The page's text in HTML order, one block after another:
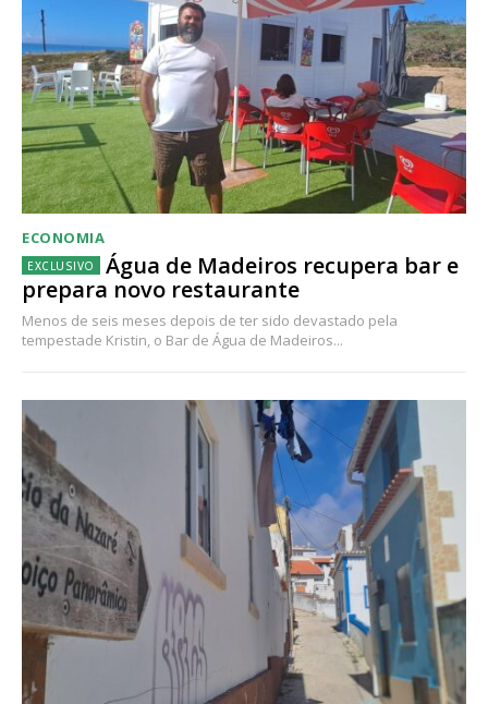
ECONOMIA
Água de Madeiros recupera bar e
prepara novo restaurante
Menos de seis meses depois de ter sido devastado pela
tempestade Kristin, o Bar de Água de Madeiros...